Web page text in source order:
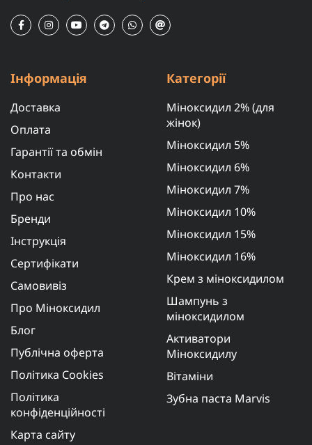
Інформація
Доставка
Оплата
Гарантії та обмін
Контакти
Про нас
Бренди
Інструкція
Сертифікати
Самовивіз
Про Міноксидил
Блог
Публічна оферта
Політика Cookies
Політика
конфіденційності
Карта сайту
Категорії
Міноксидил 2% (для
жінок)
Міноксидил 5%
Міноксидил 6%
Міноксидил 7%
Міноксидил 10%
Міноксидил 15%
Міноксидил 16%
Крем з міноксидилом
Шампунь з
міноксидилом
Активатори
Міноксидилу
Вітаміни
Зубна паста Marvis